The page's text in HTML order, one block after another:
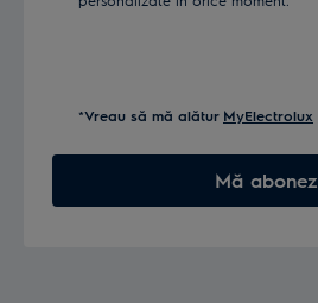
*Vreau să mă alătur MyElectrolux
Mă abonez